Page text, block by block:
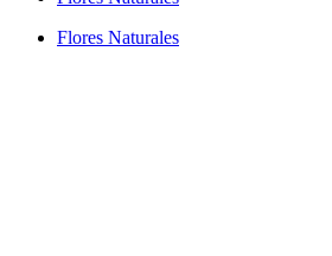
Flores Naturales